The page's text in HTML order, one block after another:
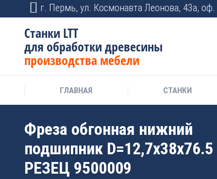
г. Пермь, ул. Космонавта Леонова, 43а, оф.
Станки LTT
для обработки древесины
производства мебели
ГЛАВНАЯ СТАНКИ
Фреза обгонная нижний
подшипник D=12,7x38x76.5
РЕЗЕЦ 9500009